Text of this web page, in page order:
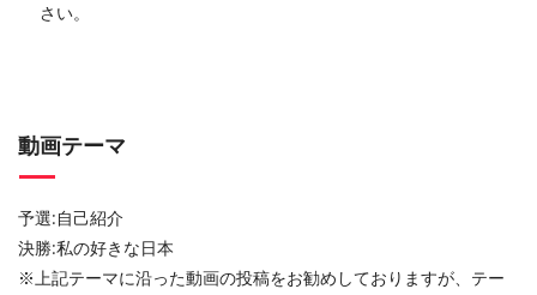
さい。
動画テーマ
予選:自己紹介
決勝:私の好きな日本
※上記テーマに沿った動画の投稿をお勧めしておりますが、テー